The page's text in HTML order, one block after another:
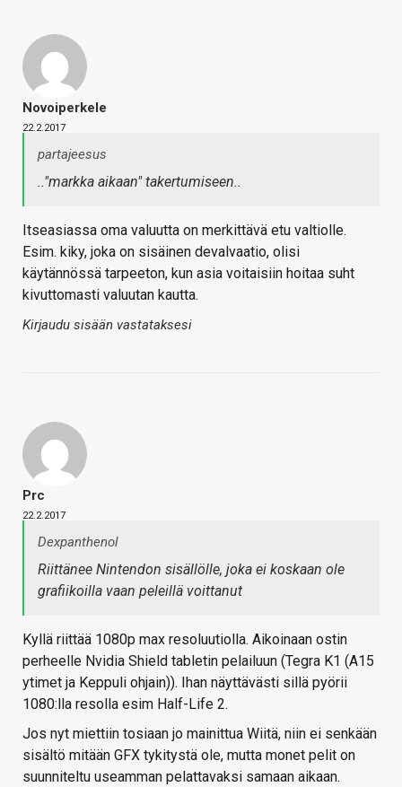
Novoiperkele
22.2.2017
partajeesus
.."markka aikaan" takertumiseen..
Itseasiassa oma valuutta on merkittävä etu valtiolle.
Esim. kiky, joka on sisäinen devalvaatio, olisi
käytännössä tarpeeton, kun asia voitaisiin hoitaa suht
kivuttomasti valuutan kautta.
Kirjaudu sisään vastataksesi
Prc
22.2.2017
Dexpanthenol
Riittänee Nintendon sisällölle, joka ei koskaan ole
grafiikoilla vaan peleillä voittanut
Kyllä riittää 1080p max resoluutiolla. Aikoinaan ostin
perheelle Nvidia Shield tabletin pelailuun (Tegra K1 (A15
ytimet ja Keppuli ohjain)). Ihan näyttävästi sillä pyörii
1080:lla resolla esim Half-Life 2.
Jos nyt miettiin tosiaan jo mainittua Wiitä, niin ei senkään
sisältö mitään GFX tykitystä ole, mutta monet pelit on
suunniteltu useamman pelattavaksi samaan aikaan.